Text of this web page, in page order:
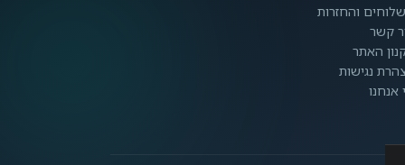
והחזרות
קשר
האתר
נגישות
אנחנו